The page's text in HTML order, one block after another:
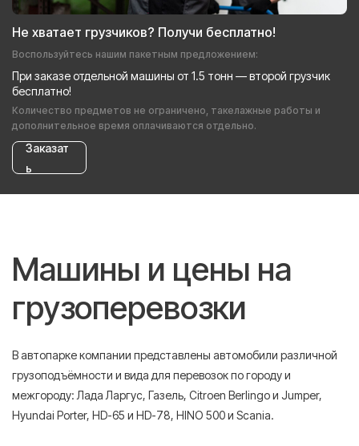
Не хватает грузчиков? Получи бесплатно!
Воспользуйтесь нашим пакетным предложением:
При заказе отдельной машины от 1.5 тонн — второй грузчик
бесплатно!
Количество предметов не ограничено, такелажные работы и
дополнительное время оплачиваются отдельно.
Заказат
ь
Машины и цены на
грузоперевозки
В автопарке компании представлены автомобили различной
грузоподъёмности и вида для перевозок по городу и
межгороду: Лада Ларгус, Газель, Citroen Berlingo и Jumper,
Hyundai Porter, HD-65 и HD-78, HINO 500 и Scania.